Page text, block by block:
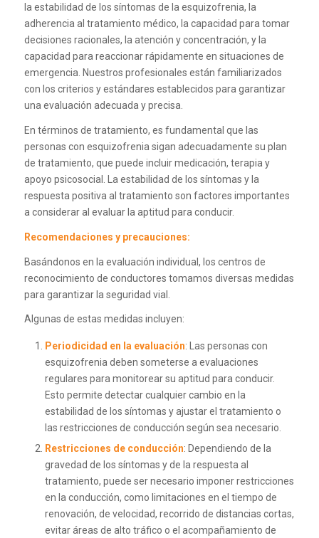
la estabilidad de los síntomas de la esquizofrenia, la
adherencia al tratamiento médico, la capacidad para tomar
decisiones racionales, la atención y concentración, y la
capacidad para reaccionar rápidamente en situaciones de
emergencia. Nuestros profesionales están familiarizados
con los criterios y estándares establecidos para garantizar
una evaluación adecuada y precisa.
En términos de tratamiento, es fundamental que las
personas con esquizofrenia sigan adecuadamente su plan
de tratamiento, que puede incluir medicación, terapia y
apoyo psicosocial. La estabilidad de los síntomas y la
respuesta positiva al tratamiento son factores importantes
a considerar al evaluar la aptitud para conducir.
Recomendaciones y precauciones:
Basándonos en la evaluación individual, los centros de
reconocimiento de conductores tomamos diversas medidas
para garantizar la seguridad vial.
Algunas de estas medidas incluyen:
Periodicidad en la evaluación: Las personas con
esquizofrenia deben someterse a evaluaciones
regulares para monitorear su aptitud para conducir.
Esto permite detectar cualquier cambio en la
estabilidad de los síntomas y ajustar el tratamiento o
las restricciones de conducción según sea necesario.
Restricciones de conducción: Dependiendo de la
gravedad de los síntomas y de la respuesta al
tratamiento, puede ser necesario imponer restricciones
en la conducción, como limitaciones en el tiempo de
renovación, de velocidad, recorrido de distancias cortas,
evitar áreas de alto tráfico o el acompañamiento de